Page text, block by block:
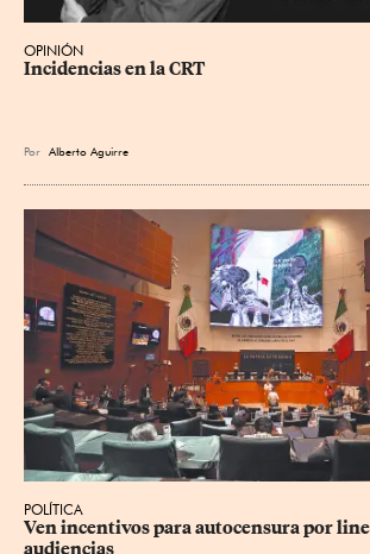
OPINIÓN
Incidencias en la CRT
Por Alberto Aguirre
POLÍTICA
Ven incentivos para autocensura por